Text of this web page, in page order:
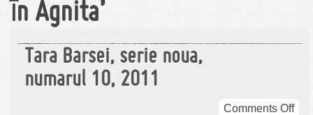
în Agnita’
Tara Barsei, serie noua,
numarul 10, 2011
Comments Offon